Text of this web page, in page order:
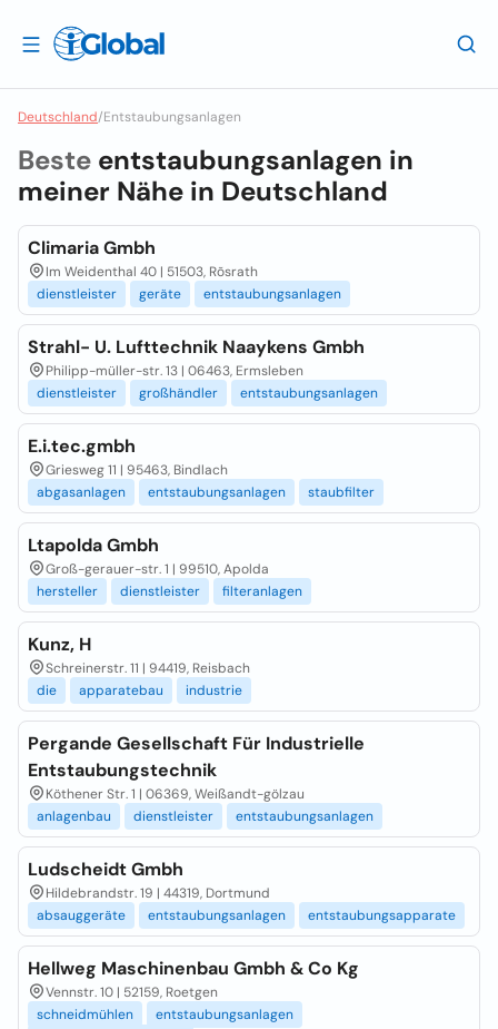
Deutschland/Entstaubungsanlagen
Beste entstaubungsanlagen in
meiner Nähe in Deutschland
Climaria Gmbh
Im Weidenthal 40 | 51503, Rõsrath
dienstleister
geräte entstaubungsanlagen
Strahl- U. Lufttechnik Naaykens Gmbh
Philipp-müller-str. 13 | 06463, Ermsleben
dienstleister
großhändler entstaubungsanlagen
E.i.tec.gmbh
Griesweg 11 | 95463, Bindlach
abgasanlagen
entstaubungsanlagen staubfilter
Ltapolda Gmbh
Groß-gerauer-str. 1 | 99510, Apolda
hersteller
dienstleister filteranlagen
Kunz, H
Schreinerstr. 11 | 94419, Reisbach
die
apparatebau industrie
Pergande Gesellschaft Für Industrielle
Entstaubungstechnik
Köthener Str. 1 | 06369, Weißandt-gölzau
anlagenbau
dienstleister entstaubungsanlagen
Ludscheidt Gmbh
Hildebrandstr. 19 | 44319, Dortmund
absauggeräte
entstaubungsanlagen entstaubungsapparate
Hellweg Maschinenbau Gmbh & Co Kg
Vennstr. 10 | 52159, Roetgen
schneidmühlen
entstaubungsanlagen